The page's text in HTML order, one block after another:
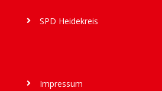
 SPD Heidekreis
 Impressum